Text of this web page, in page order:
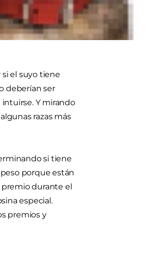
óptimo estado
el suyo tiene
deberían ser
intuirse. Y mirando
razas más
si tiene
porque están
durante el
especial.
premios y